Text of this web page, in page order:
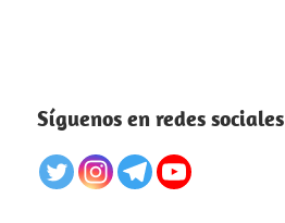
Síguenos en redes sociales